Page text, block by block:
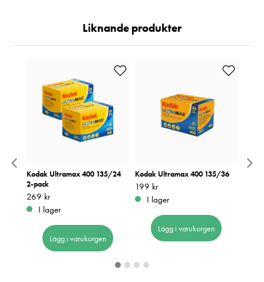
Liknande produkter
Kodak Ultramax 400 135/24
2-pack
Pris: 269 kr
269 kr
I lager
Lägg i varukorgen
Kodak Ultramax 400 135/36
Pris: 199 kr
199 kr
I lager
Lägg i varukorgen